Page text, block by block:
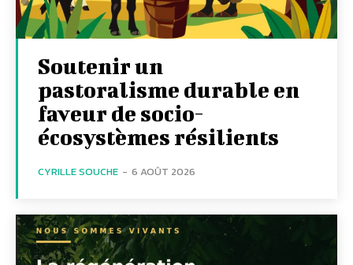
Soutenir un
pastoralisme durable en
faveur de socio-
écosystèmes résilients
CYRILLE SOUCHE - 6 AOÛT 2026